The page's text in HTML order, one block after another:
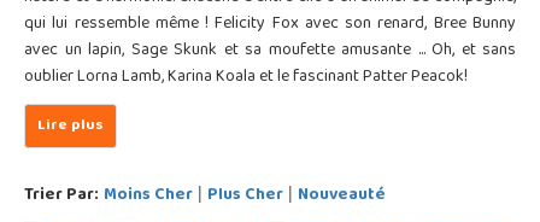
qui lui ressemble même ! Felicity Fox avec son renard, Bree Bunny
avec un lapin, Sage Skunk et sa moufette amusante ... Oh, et sans
oublier Lorna Lamb, Karina Koala et le fascinant Patter Peacok!
Trier Par: Moins Cher | Plus Cher | Nouveauté